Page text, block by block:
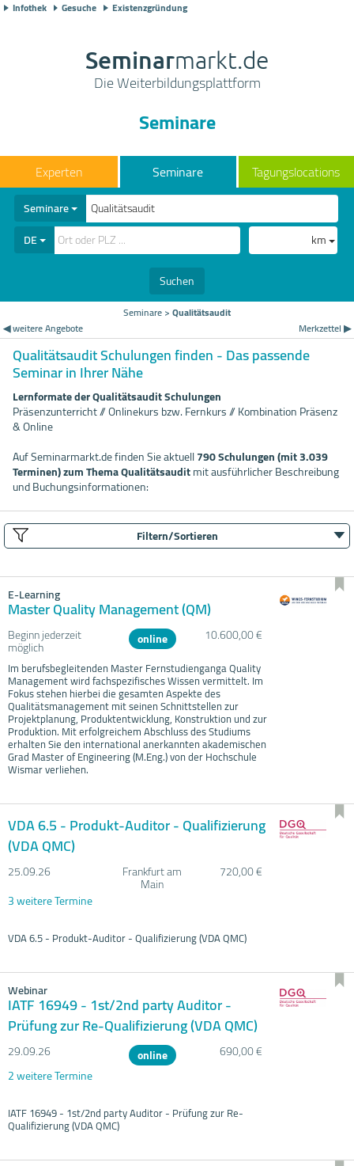
Infothek Gesuche Existenzgründung
Seminarmarkt.de
Die Weiterbildungsplattform
Seminare
Seminare Tagungslocations
Seminare
DE
km
Suchen
Seminare>Qualitätsaudit
◀ weitere Angebote
Merkzettel ▶
Qualitätsaudit Schulungen finden - Das passende
Seminar in Ihrer Nähe
Lernformate der Qualitätsaudit Schulungen
Präsenzunterricht // Onlinekurs bzw. Fernkurs // Kombination Präsenz
& Online
Auf Seminarmarkt.de finden Sie aktuell790 Schulungen (mit 3.039
Terminen) zum Thema Qualitätsauditmit ausführlicher Beschreibung
und Buchungsinformationen:
Filtern/Sortieren
E-Learning
Master Quality Management (QM)
Beginn jederzeit
möglich online 10.600,00 €
Im berufsbegleitenden Master Fernstudienganga Quality
Management wird fachspezifisches Wissen vermittelt. Im
Fokus stehen hierbei die gesamten Aspekte des
Qualitätsmanagement mit seinen Schnittstellen zur
Projektplanung, Produktentwicklung, Konstruktion und zur
Produktion. Mit erfolgreichem Abschluss des Studiums
erhalten Sie den international anerkannten akademischen
Grad Master of Engineering (M.Eng.) von der Hochschule
Wismar verliehen.
VDA 6.5 - Produkt-Auditor - Qualifizierung
(VDA QMC)
25.09.26 Frankfurt am
Main
720,00 €
3 weitere Termine
VDA 6.5 - Produkt-Auditor - Qualifizierung (VDA QMC)
Webinar
IATF 16949 - 1st/2nd party Auditor -
Prüfung zur Re-Qualifizierung (VDA QMC)
29.09.26 online
690,00 €
2 weitere Termine
IATF 16949 - 1st/2nd party Auditor - Prüfung zur Re-
Qualifizierung (VDA QMC)